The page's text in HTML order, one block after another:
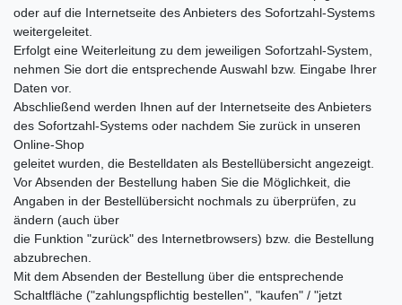
oder auf die Internetseite des Anbieters des Sofortzahl-Systems
weitergeleitet.
Erfolgt eine Weiterleitung zu dem jeweiligen Sofortzahl-System,
nehmen Sie dort die entsprechende Auswahl bzw. Eingabe Ihrer
Daten vor.
Abschließend werden Ihnen auf der Internetseite des Anbieters
des Sofortzahl-Systems oder nachdem Sie zurück in unseren
Online-Shop
geleitet wurden, die Bestelldaten als Bestellübersicht angezeigt.
Vor Absenden der Bestellung haben Sie die Möglichkeit, die
Angaben in der Bestellübersicht nochmals zu überprüfen, zu
ändern (auch über
die Funktion "zurück" des Internetbrowsers) bzw. die Bestellung
abzubrechen.
Mit dem Absenden der Bestellung über die entsprechende
Schaltfläche ("zahlungspflichtig bestellen", "kaufen" / "jetzt